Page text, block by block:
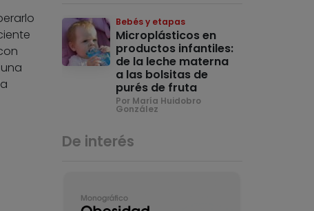
Bebés y etapas
Microplásticos en
productos infantiles:
de la leche materna
a las bolsitas de
purés de fruta
Por María Huidobro
González
De interés